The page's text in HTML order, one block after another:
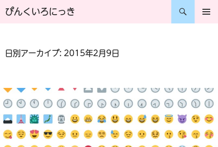
コ
ン
へ
ス
キ
ッ
ぴんくいろにっき
検
日別アーカイブ: 2015年2月9日